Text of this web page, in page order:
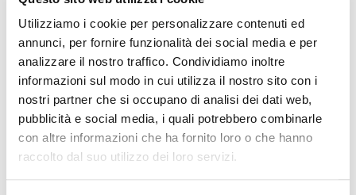
Utilizziamo i cookie per personalizzare contenuti ed
annunci, per fornire funzionalità dei social media e per
analizzare il nostro traffico. Condividiamo inoltre
informazioni sul modo in cui utilizza il nostro sito con i
nostri partner che si occupano di analisi dei dati web,
pubblicità e social media, i quali potrebbero combinarle
con altre informazioni che ha fornito loro o che hanno
raccolto dal suo utilizzo dei loro servizi.
Clara Colombini:”Il tempo della vita e del gioco anche
durante la malattia”
Leggi tutto